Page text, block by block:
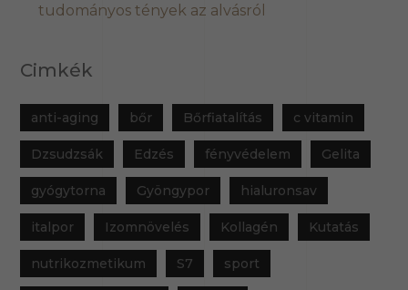
tudományos tények az alvásról
Cimkék
anti-aging bőr Bőrfiatalítás c vitamin
Dzsudzsák Edzés fényvédelem Gelita
gyógytorna Gyöngypor hialuronsav
italpor Izomnövelés Kollagén Kutatás
nutrikozmetikum S7 sport